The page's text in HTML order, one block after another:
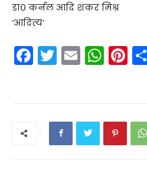
डा० कर्नल आदि शंकर मिश्र
‘आदित्य’
F
a
T
w
E
m
W
h
A
p
Pi
nt
st